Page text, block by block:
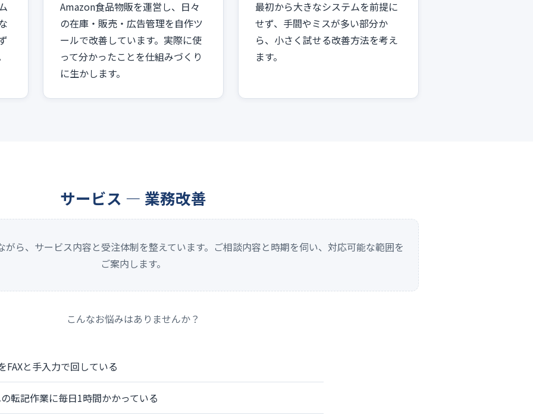
Amazon食品物販を運営し、日々
の在庫・販売・広告管理を自作ツ
ールで改善しています。実際に使
って分かったことを仕組みづくり
に生かします。
最初から大きなシステムを前提に
せず、手間やミスが多い部分か
ら、小さく試せる改善方法を考え
ます。
サービス — 業務改善
ら、サービス内容と受注体制を整えています。ご相談内容と時期を伺い、対応可能な範囲を
ご案内します。
こんなお悩みはありませんか？
FAXと手入力で回している
転記作業に毎日1時間かかっている